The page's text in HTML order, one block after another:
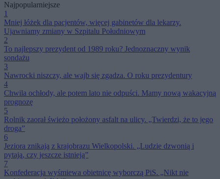
Najpopularniejsze
1
Mniej łóżek dla pacjentów, więcej gabinetów dla lekarzy.
Ujawniamy zmiany w Szpitalu Południowym
2
To najlepszy prezydent od 1989 roku? Jednoznaczny wynik
sondażu
3
Nawrocki niszczy, ale wajb się zgadza. O roku prezydentury
4
Chwila ochłody, ale potem lato nie odpuści. Mamy nową wakacyjną
prognozę
5
Rolnik zaorał świeżo położony asfalt na ulicy. „Twierdzi, że to jego
droga”
6
Jeziora znikają z krajobrazu Wielkopolski. „Ludzie dzwonią i
pytają, czy jeszcze istnieją”
7
Konfederacja wyśmiewa obietnicę wyborczą PiS. „Nikt nie